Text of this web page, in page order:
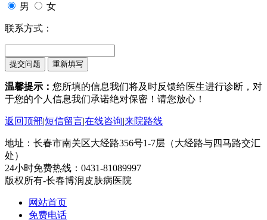
男 女
联系方式：
温馨提示： 您所填的信息我们将及时反馈给医生进行诊断，对
于您的个人信息我们承诺绝对保密！请您放心！
返回顶部|短信留言|在线咨询|来院路线
地址：长春市南关区大经路356号1-7层（大经路与四马路交汇
处）
24小时免费热线：0431-81089997
版权所有-长春博润皮肤病医院
网站首页
免费电话